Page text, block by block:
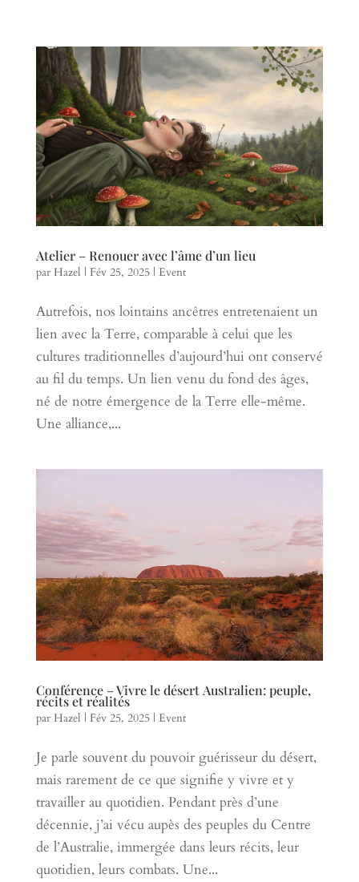
Atelier – Renouer avec l’âme d’un lieu
par Hazel | Fév 25, 2025| Event
Autrefois, nos lointains ancêtres entretenaient un
lien avec la Terre, comparable à celui que les
cultures traditionnelles d’aujourd’hui ont conservé
au fil du temps. Un lien venu du fond des âges,
né de notre émergence de la Terre elle-même.
Une alliance,...
Conférence – Vivre le désert Australien: peuple,
récits et réalités
par Hazel | Fév 25, 2025| Event
Je parle souvent du pouvoir guérisseur du désert,
mais rarement de ce que signifie y vivre et y
travailler au quotidien. Pendant près d’une
décennie, j’ai vécu aupès des peuples du Centre
de l’Australie, immergée dans leurs récits, leur
quotidien, leurs combats. Une...